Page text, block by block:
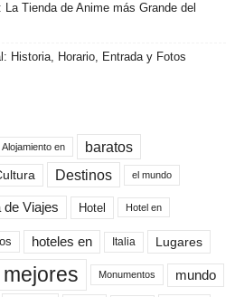
Tienda de Anime más Grande del
Historia, Horario, Entrada y Fotos
Alojamiento en baratos
Destinos el mundo
de Viajes Hotel Hotel en
hoteles en Italia Lugares
mejores Monumentos mundo